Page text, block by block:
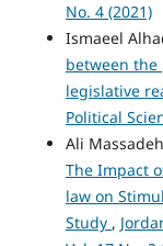
No. 4 (2021)
Ismaeel
between
legislative
Political
Ali
The Impact
law on
Study ,